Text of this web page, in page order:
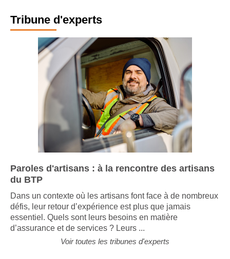
Tribune d'experts
Paroles d'artisans : à la rencontre des artisans
Dans un contexte où les artisans font face à de nombreux
défis, leur retour d’expérience est plus que jamais
essentiel. Quels sont leurs besoins en matière